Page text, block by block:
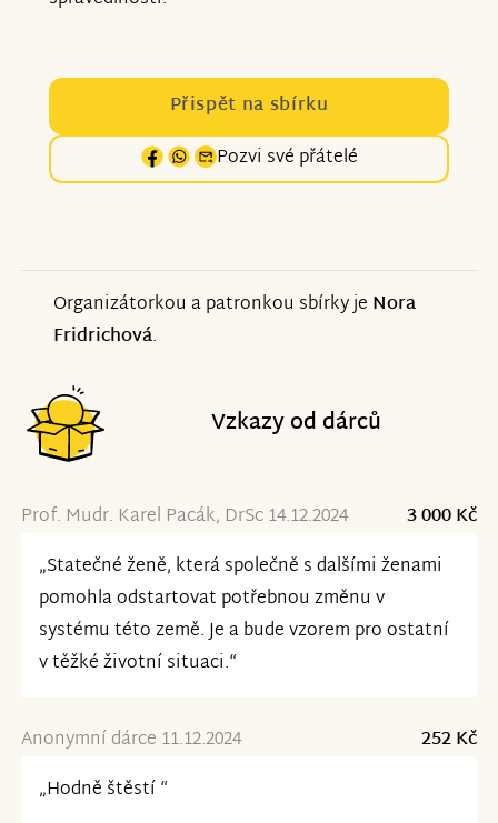
Přispět na sbírku
Pozvi své přátelé
Organizátorkou a patronkou sbírky je Nora
Fridrichová.
Vzkazy od dárců
Prof. Mudr. Karel Pacák, DrSc 14.12.2024
3 000 Kč
„Statečné ženě, která společně s dalšími ženami
pomohla odstartovat potřebnou změnu v
systému této země. Je a bude vzorem pro ostatní
v těžké životní situaci.“
Anonymní dárce 11.12.2024
252 Kč
„Hodně štěstí “